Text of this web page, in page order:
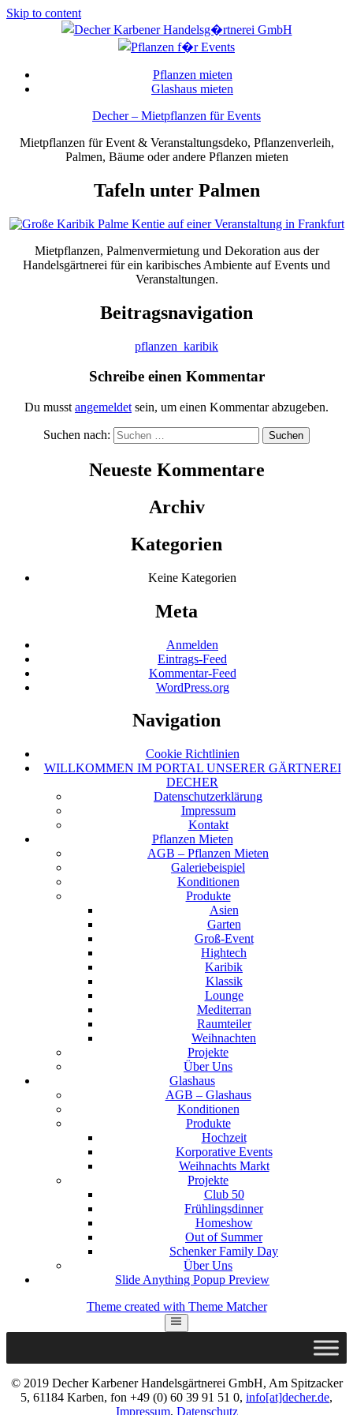
Skip to content
Pflanzen mieten
Glashaus mieten
Decher – Mietpflanzen für Events
Mietpflanzen für Event & Veranstaltungsdeko, Pflanzenverleih,
Palmen, Bäume oder andere Pflanzen mieten
Tafeln unter Palmen
Mietpflanzen, Palmenvermietung und Dekoration aus der
Handelsgärtnerei für ein karibisches Ambiente auf Events und
Veranstaltungen.
Beitragsnavigation
pflanzen_karibik
Schreibe einen Kommentar
Du musst angemeldet sein, um einen Kommentar abzugeben.
Suchen nach:
Neueste Kommentare
Archiv
Kategorien
Keine Kategorien
Meta
Anmelden
Eintrags-Feed
Kommentar-Feed
WordPress.org
Navigation
Cookie Richtlinien
WILLKOMMEN IM PORTAL UNSERER GÄRTNEREI
DECHER
Datenschutzerklärung
Impressum
Kontakt
Pflanzen Mieten
AGB – Pflanzen Mieten
Galeriebeispiel
Konditionen
Produkte
Asien
Garten
Groß-Event
Hightech
Karibik
Klassik
Lounge
Mediterran
Raumteiler
Weihnachten
Projekte
Über Uns
Glashaus
AGB – Glashaus
Konditionen
Produkte
Hochzeit
Korporative Events
Weihnachts Markt
Projekte
Club 50
Frühlingsdinner
Homeshow
Out of Summer
Schenker Family Day
Über Uns
Slide Anything Popup Preview
Theme created with Theme Matcher
© 2019 Decher Karbener Handelsgärtnerei GmbH, Am Spitzacker
5, 61184 Karben, fon +49 (0) 60 39 91 51 0, info[at]decher.de,
Impressum, Datenschutz